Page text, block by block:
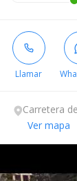
Llamar
Carretera
Las Palmas.
Ver mapa